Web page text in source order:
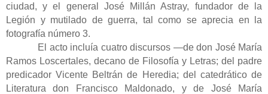
ciudad, y el general José Millán Astray, fundador de la
Legión y mutilado de guerra, tal como se aprecia en la
fotografía número 3.
El acto incluía cuatro discursos —de don José María
Ramos Loscertales, decano de Filosofía y Letras; del padre
predicador Vicente Beltrán de Heredia; del catedrático de
Literatura don Francisco Maldonado, y de José María